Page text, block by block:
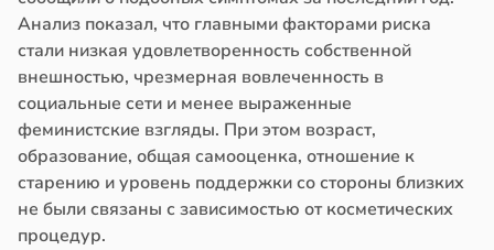
Анализ показал, что главными факторами риска
стали низкая удовлетворенность собственной
внешностью, чрезмерная вовлеченность в
социальные сети и менее выраженные
феминистские взгляды. При этом возраст,
образование, общая самооценка, отношение к
старению и уровень поддержки со стороны близких
не были связаны с зависимостью от косметических
процедур.